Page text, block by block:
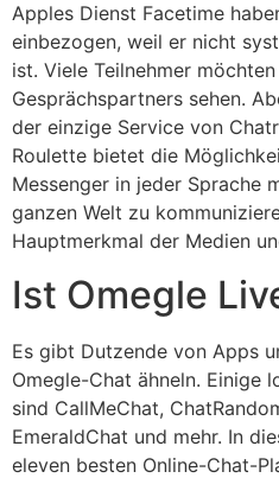
Apples Dienst Facetime
einbezogen, weil er nicht
ist. Viele Teilnehmer
Gesprächspartners sehen.
der einzige Service von
Roulette bietet die
Messenger in jeder Sprache
ganzen Welt zu
Hauptmerkmal der Medien
Ist Omegle
Es gibt Dutzende von Apps
Omegle-Chat ähneln. Einige
sind CallMeChat,
EmeraldChat und mehr. In
eleven besten Online-Chat-